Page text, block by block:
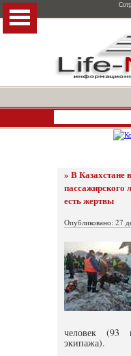
» В Казахстане
пассажирского
есть жертвы
Опубликовано: 27
человек (93
экипажа).